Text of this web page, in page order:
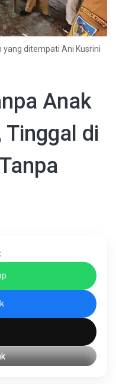
ditempati Ani Kusrini
Anak
Tinggal di